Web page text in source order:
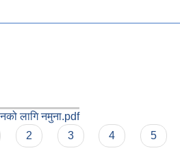
लागि नमुना.pdf
2 3 4 5